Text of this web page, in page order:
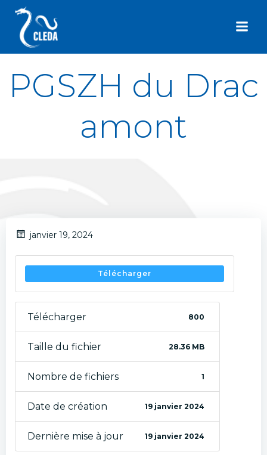
PGSZH du Drac
amont
janvier 19, 2024
Télécharger
Télécharger 800
Taille du fichier 28.36 MB
Nombre de fichiers 1
Date de création 19 janvier 2024
Dernière mise à jour 19 janvier 2024